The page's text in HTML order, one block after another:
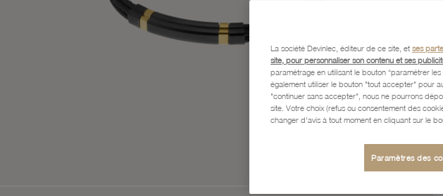
La société Devinlec, éditeur de ce site, et ses
site, pour personnaliser son contenu et ses
paramétrage en utilisant le bouton “paramétrer
également utiliser le bouton "tout accepter" pour
"continuer sans accepter", nous ne pourrons
site. Votre choix (refus ou consentement des
changer d'avis à tout moment en cliquant sur le
Paramètres des